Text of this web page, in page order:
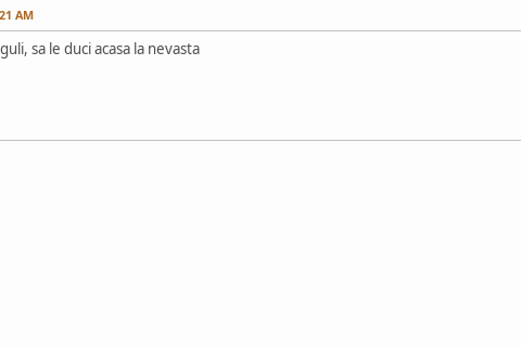
AM
sa le duci acasa la nevasta